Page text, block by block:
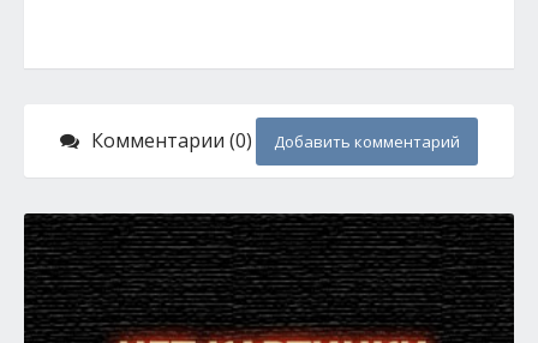
Комментарии (0) Добавить комментарий